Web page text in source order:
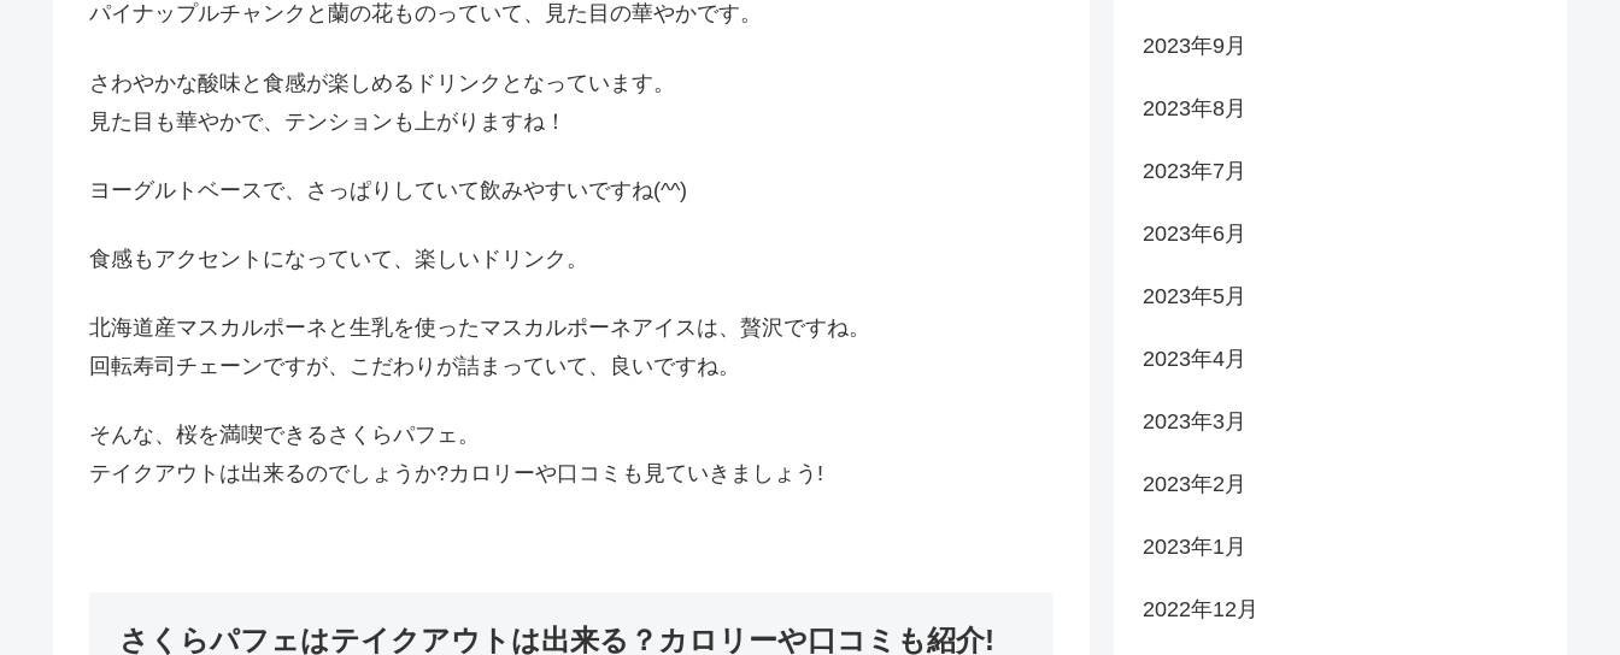
パイナップルチャンクと蘭の花ものっていて、見た目の華やかです。
さわやかな酸味と食感が楽しめるドリンクとなっています。
見た目も華やかで、テンションも上がりますね！
ヨーグルトベースで、さっぱりしていて飲みやすいですね(^^)
食感もアクセントになっていて、楽しいドリンク。
北海道産マスカルポーネと生乳を使ったマスカルポーネアイスは、贅沢ですね。
回転寿司チェーンですが、こだわりが詰まっていて、良いですね。
そんな、桜を満喫できるさくらパフェ。
テイクアウトは出来るのでしょうか?カロリーや口コミも見ていきましょう!
さくらパフェはテイクアウトは出来る？カロリーや口コミも紹介!
2023年9月
2023年8月
2023年7月
2023年6月
2023年5月
2023年4月
2023年3月
2023年2月
2023年1月
2022年12月